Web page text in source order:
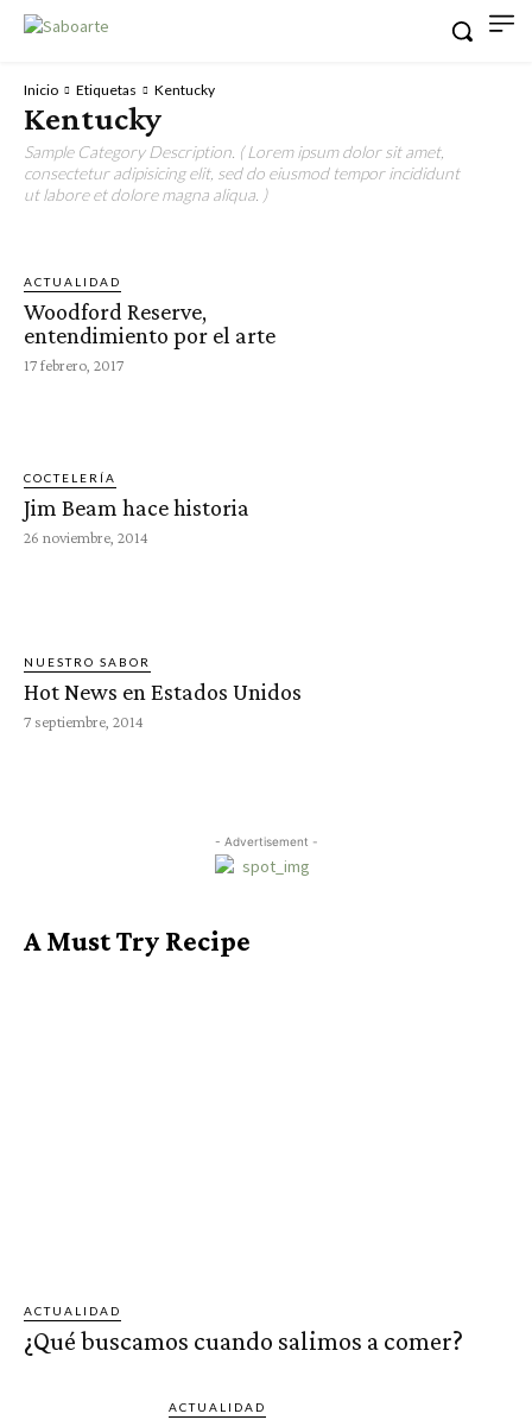
Inicio Etiquetas Kentucky
Kentucky
Sample Category Description. ( Lorem ipsum dolor sit amet,
consectetur adipisicing elit, sed do eiusmod tempor incididunt
ut labore et dolore magna aliqua. )
ACTUALIDAD
Woodford Reserve,
entendimiento por el arte
17 febrero, 2017
COCTELERÍA
Jim Beam hace historia
26 noviembre, 2014
NUESTRO SABOR
Hot News en Estados Unidos
7 septiembre, 2014
- Advertisement -
A Must Try Recipe
ACTUALIDAD
¿Qué buscamos cuando salimos a comer?
ACTUALIDAD